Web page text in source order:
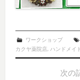
ワークショップ
カクヤ薬院店,ハンドメイ
次の